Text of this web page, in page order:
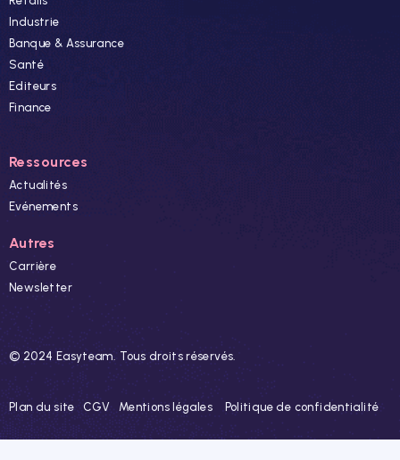
Industrie
Banque & Assurance
Santé
Editeurs
Finance
Ressources
Actualités
Evénements
Autres
Carrière
Newsletter
© 2024 Easyteam. Tous droits réservés.
Plan du site CGV Mentions légales Politique de confidentialité